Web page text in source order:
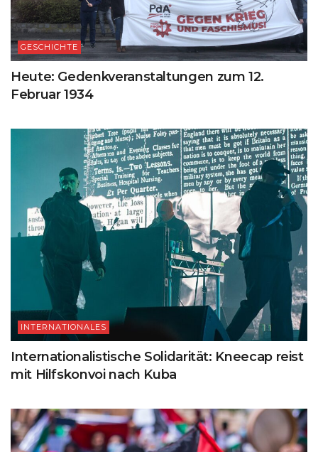
GESCHICHTE
Heute: Gedenkveranstaltungen zum 12.
Februar 1934
INTERNATIONALES
Internationalistische Solidarität: Kneecap reist
mit Hilfskonvoi nach Kuba